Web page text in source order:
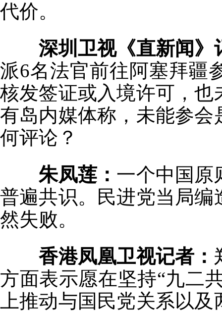
代价。
深圳卫视《直新闻》
派6名法官前往阿塞拜疆
核发签证或入境许可，
有岛内媒体称，未能参
何评论？
朱凤莲： 一个中国原
普遍共识。民进党当局
然失败。
香港凤凰卫视记者：
方面表示愿在坚持“九二
上推动与国民党关系以